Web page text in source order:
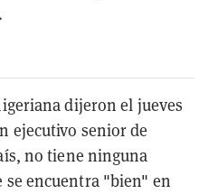
dijeron el jueves
ejecutivo senior de
no tiene ninguna
se encuentra "bien" en